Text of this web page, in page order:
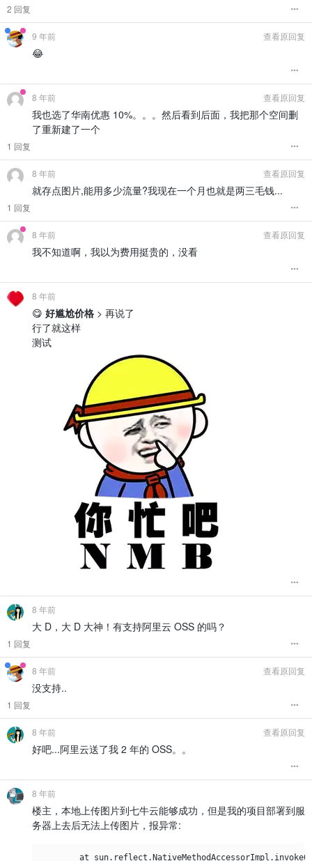
2 回复
9 年前 查看原回复
😂
8 年前 查看原回复
我也选了华南优惠 10%。。。然后看到后面，我把那个空间删
了重新建了一个
1 回复
8 年前 查看原回复
就存点图片,能用多少流量?我现在一个月也就是两三毛钱...
1 回复
8 年前 查看原回复
我不知道啊，我以为费用挺贵的，没看
8 年前
😋 好尴尬价格 > 再说了
行了就这样
测试
8 年前
大 D，大 D 大神！有支持阿里云 OSS 的吗？
1 回复
8 年前 查看原回复
没支持..
1 回复
8 年前 查看原回复
好吧...阿里云送了我 2 年的 OSS。。
8 年前
楼主，本地上传图片到七牛云能够成功，但是我的项目部署到服
务器上去后无法上传图片，报异常:
at